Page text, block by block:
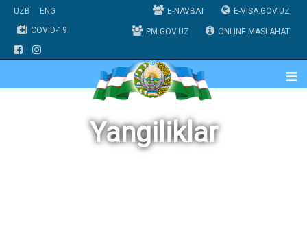
UZB
ENG
COVID-19
E-NAVBAT E-VISA.GOV.UZ
PM.GOV.UZ ONLINE MASLAHAT
Yangiliklar